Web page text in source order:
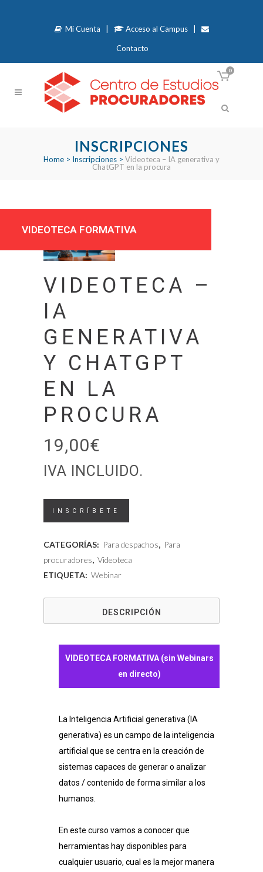
Mi Cuenta Acceso al Campus|
Contacto
0
INSCRIPCIONES
Home > Inscripciones > Videoteca – IA generativa y
ChatGPT en la procura
VIDEOTECA FORMATIVA
VIDEOTECA –
IA
GENERATIVA
Y CHATGPT
EN LA
PROCURA
19,00€
IVA INCLUIDO.
Videoteca
generativa
y
INSCRÍBETE
CATEGORÍAS: Para despachos, Para
procuradores, Videoteca
ETIQUETA: Webinar
DESCRIPCIÓN
VIDEOTECA FORMATIVA (sin Webinars
en directo)
La Inteligencia Artificial generativa (IA
generativa) es un campo de la inteligencia
artificial que se centra en la creación de
sistemas capaces de generar o analizar
datos / contenido de forma similar a los
humanos.
En este curso vamos a conocer que
herramientas hay disponibles para
cualquier usuario, cual es la mejor manera